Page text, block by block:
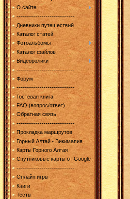
О сайте
------------------------------
Дневники путешествий
Каталог статей
Фотоальбомы
Каталог файлов
Видеоролики
------------------------------
Форум
------------------------------
Гостевая книга
FAQ (вопрос/ответ)
Обратная связь
------------------------------
Прокладка маршрутов
Горный Алтай - Викимапия
Карты Горного Алтая
Спутниковые карты от Google
------------------------------
Онлайн игры
Книги
Тесты